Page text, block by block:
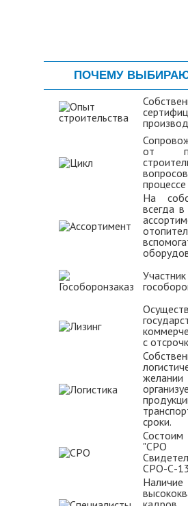
ПОЧЕМУ
от
На
всегда
с
сроки.
"СРО
СРО-С-